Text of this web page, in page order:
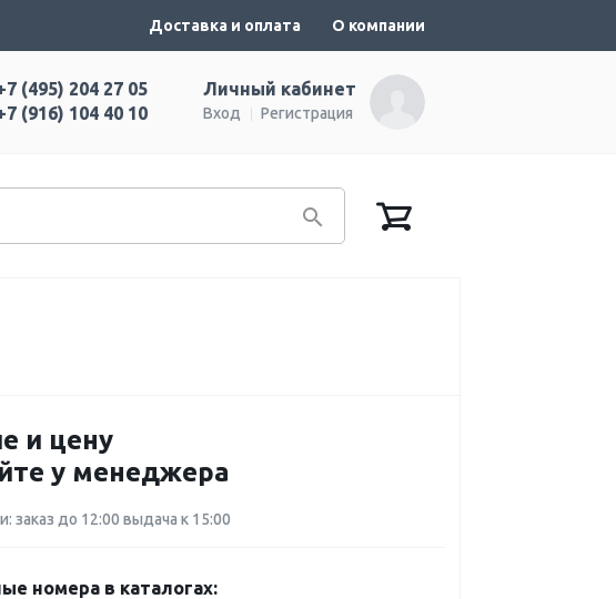
Доставка и оплата О компании
Личный кабинет
Вход Регистрация
(495) 204 27 05
(916) 104 40 10
и цену
у менеджера
заказ до 12:00 выдача к 15:00
номера в каталогах: